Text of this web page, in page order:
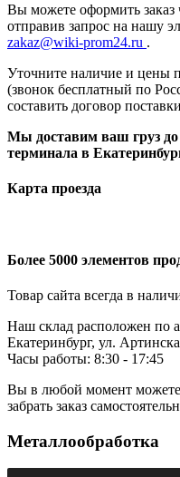
Вы можете оформить заказ
отправив запрос на нашу
zakaz@wiki-prom24.ru .
Уточните наличие и цены
(звонок бесплатный по
составить договор
Мы доставим ваш груз до
терминала в
Карта проезда
Более 5000 элементов
Товар сайта всегда в
Наш склад расположен по
Екатеринбург, ул.
Часы работы: 8:30 - 17:45
Вы в любой момент можете
забрать заказ
Металлообработка